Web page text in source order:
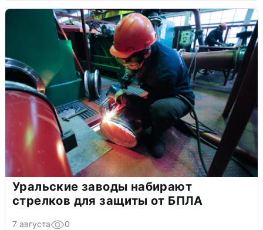
Уральские заводы набирают
стрелков для защиты от БПЛА
7 августа 0